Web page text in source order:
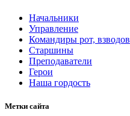
Начальники
Управление
Командиры рот, взводов
Старшины
Преподаватели
Герои
Наша гордость
Метки сайта